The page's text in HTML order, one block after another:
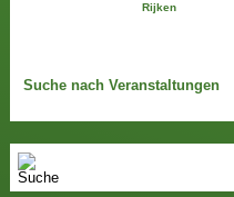
Suche nach Veranstaltungen